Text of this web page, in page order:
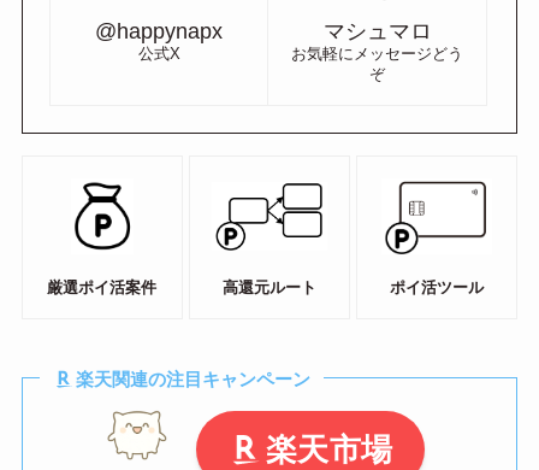
@happynapx
公式X
マシュマロ
お気軽にメッセージどう
ぞ
厳選ポイ活案件 高還元ルート ポイ活ツール
楽天関連の注目キャンペーン
楽天市場